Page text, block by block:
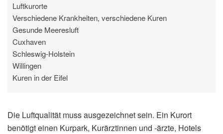
Luftkurorte
Verschiedene Krankheiten, verschiedene Kuren
Gesunde Meeresluft
Cuxhaven
Schleswig-Holstein
Willingen
Kuren in der Eifel
Die Luftqualität muss ausgezeichnet sein. Ein Kurort
benötigt einen Kurpark, Kurärztinnen und -ärzte, Hotels